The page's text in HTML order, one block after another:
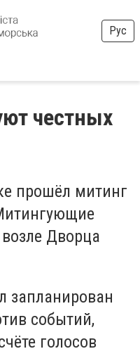
Рус
честных
прошёл митинг
Дворца
запланирован
событий,
голосов